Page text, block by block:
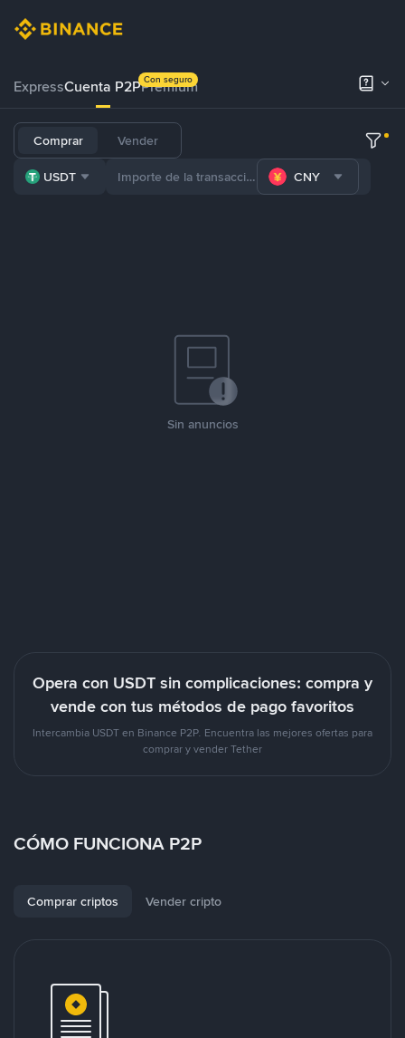
ExpressCuenta P2PPrémium
Con seguro
Comprar Vender
USDT CNY
Sin anuncios
Opera con USDT sin complicaciones: compra y
vende con tus métodos de pago favoritos
Intercambia USDT en Binance P2P. Encuentra las mejores ofertas para
comprar y vender Tether
CÓMO FUNCIONA P2P
Comprar criptos Vender cripto